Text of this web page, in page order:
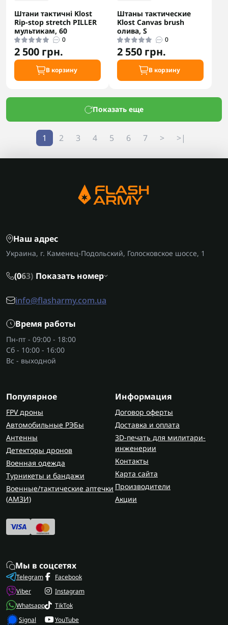
Штани тактичні Klost
Rip-stop stretch PILLER
мультикам, 60
0
2 500 грн.
В корзину
Штаны тактические
Klost Canvas brush
олива, S
0
2 550 грн.
В корзину
Показать еще
1 2 3 4 5 6 7 > >|
Наш адрес
Украина, г. Каменец-Подольский, Голосковское шоссе, 1
(063) Показать номер
info@flasharmy.com.ua
Время работы
Пн-пт - 09:00 - 18:00
Сб - 10:00 - 16:00
Вс - выходной
Популярное
FPV дроны
Автомобильные РЭБы
Антенны
Детекторы дронов
Военная одежда
Турникеты и бандажи
Военные/тактические аптечки
(AMЗИ)
Информация
Договор оферты
Доставка и оплата
3D-печать для милитари-
инженерии
Контакты
Карта сайта
Производители
Акции
Мы в соцсетях
Telegram
Viber
Whatsapp
Signal
Facebook
Instagram
TikTok
YouTube